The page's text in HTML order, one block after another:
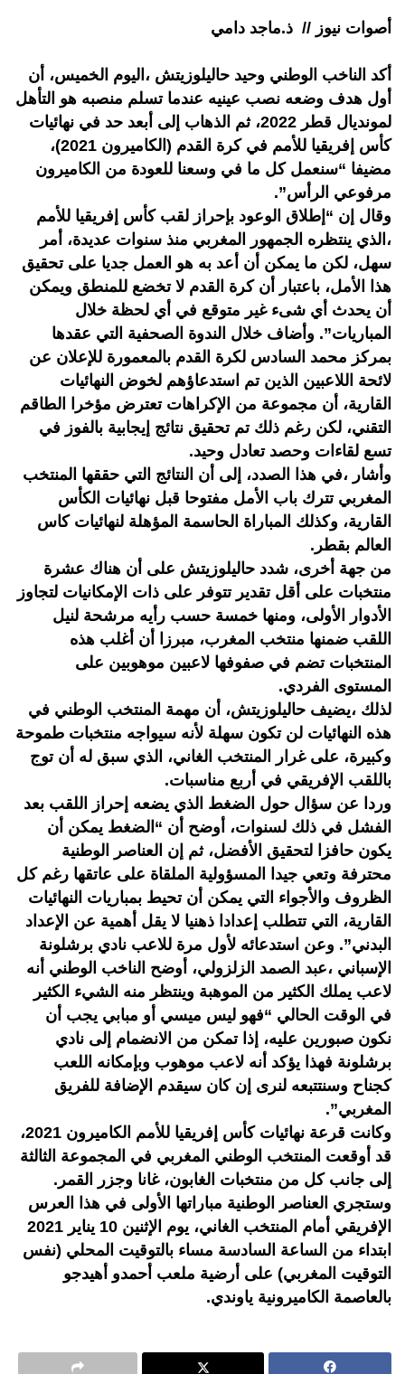
أصوات نيوز // ذ.ماجد دامي
أكد الناخب الوطني وحيد حاليلوزيتش ،اليوم الخميس، أن
أول هدف وضعه نصب عينيه عندما تسلم منصبه هو التأهل
لمونديال قطر 2022، ثم الذهاب إلى أبعد حد في نهائيات
كأس إفريقيا للأمم في كرة القدم (الكاميرون 2021)،
مضيفا “سنعمل كل ما في وسعنا للعودة من الكاميرون
مرفوعي الرأس”.
وقال إن “إطلاق الوعود بإحراز لقب كأس إفريقيا للأمم
،الذي ينتظره الجمهور المغربي منذ سنوات عديدة، أمر
سهل، لكن ما يمكن أن أعد به هو العمل جديا على تحقيق
هذا الأمل، باعتبار أن كرة القدم لا تخضع للمنطق ويمكن
أن يحدث أي شىء غير متوقع في أي لحظة خلال
المباريات”. وأضاف خلال الندوة الصحفية التي عقدها
بمركز محمد السادس لكرة القدم بالمعمورة للإعلان عن
لائحة اللاعبين الذين تم استدعاؤهم لخوض النهائيات
القارية، أن مجموعة من الإكراهات تعترض مؤخرا الطاقم
التقني، لكن رغم ذلك تم تحقيق نتائج إيجابية بالفوز في
تسع لقاءات وحصد تعادل وحيد.
وأشار ،في هذا الصدد، إلى أن النتائج التي حققها المنتخب
المغربي تترك باب الأمل مفتوحا قبل نهائيات الكأس
القارية، وكذلك المباراة الحاسمة المؤهلة لنهائيات كاس
العالم بقطر.
من جهة أخرى، شدد حاليلوزيتش على أن هناك عشرة
منتخبات على أقل تقدير تتوفر على ذات الإمكانيات لتجاوز
الأدوار الأولى، ومنها خمسة حسب رأيه مرشحة لنيل
اللقب ضمنها منتخب المغرب، مبرزا أن أغلب هذه
المنتخبات تضم في صفوفها لاعبين موهوبين على
المستوى الفردي.
لذلك ،يضيف حاليلوزيتش، أن مهمة المنتخب الوطني في
هذه النهائيات لن تكون سهلة لأنه سيواجه منتخبات طموحة
وكبيرة، على غرار المنتخب الغاني، الذي سبق له أن توج
باللقب الإفريقي في أربع مناسبات.
وردا عن سؤال حول الضغط الذي يضعه إحراز اللقب بعد
الفشل في ذلك لسنوات، أوضح أن “الضغط يمكن أن
يكون حافزا لتحقيق الأفضل، ثم إن العناصر الوطنية
محترفة وتعي جيدا المسؤولية الملقاة على عاتقها رغم كل
الظروف والأجواء التي يمكن أن تحيط بمباريات النهائيات
القارية، التي تتطلب إعدادا ذهنيا لا يقل أهمية عن الإعداد
البدني”. وعن استدعائه لأول مرة للاعب نادي برشلونة
الإسباني ،عبد الصمد الزلزولي، أوضح الناخب الوطني أنه
لاعب يملك الكثير من الموهبة وينتظر منه الشيء الكثير
في الوقت الحالي “فهو ليس ميسي أو مبابي يجب أن
نكون صبورين عليه، إذا تمكن من الانضمام إلى نادي
برشلونة فهذا يؤكد أنه لاعب موهوب وبإمكانه اللعب
كجناح وسنتتبعه لنرى إن كان سيقدم الإضافة للفريق
المغربي”.
وكانت قرعة نهائيات كأس إفريقيا للأمم الكاميرون 2021،
قد أوقعت المنتخب الوطني المغربي في المجموعة الثالثة
إلى جانب كل من منتخبات الغابون، غانا وجزر القمر.
وستجري العناصر الوطنية مباراتها الأولى في هذا العرس
الإفريقي أمام المنتخب الغاني، يوم الإثنين 10 يناير 2021
ابتداء من الساعة السادسة مساء بالتوقيت المحلي (نفس
التوقيت المغربي) على أرضية ملعب أحمدو أهيدجو
بالعاصمة الكاميرونية ياوندي.